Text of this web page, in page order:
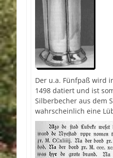
Der u.a. Fünfpaß wird
1498 datiert und ist
Silberbecher aus dem
wahrscheinlich eine